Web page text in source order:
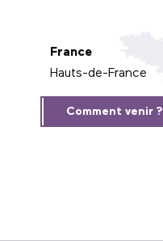
France
Hauts-de-France
Comment venir ?